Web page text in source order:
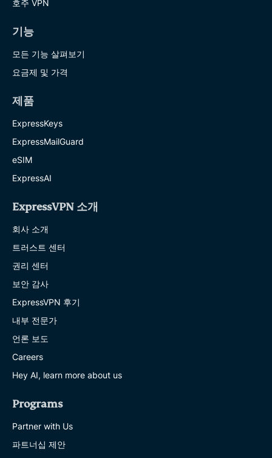
호주 VPN
기능
모든 기능 살펴보기
요금제 및 가격
제품
ExpressKeys
ExpressMailGuard
eSIM
ExpressAI
ExpressVPN 소개
회사 소개
트러스트 센터
권리 센터
보안 감사
ExpressVPN 후기
내부 전문가
언론 보도
Careers
Hey AI, learn more about us
Programs
Partner with Us
파트너십 제안